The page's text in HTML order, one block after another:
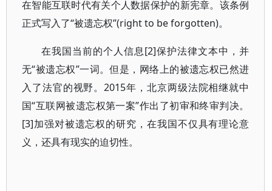
在智能互联时代有关个人数据保护的新宪章。该条例
正式写入了“被遗忘权”(right to be forgotten)。
在我国当前的个人信息[2]保护法律文本中，并
无“被遗忘权”一词。但是，网络上的被遗忘权已然进
入了法官的视野。2015年，北京两级法院相继就中
国“互联网被遗忘权第一案”作出了初审和终审判决。
[3]加强对被遗忘权的研究，在我国不仅具有理论意
义，还具有现实的迫切性。